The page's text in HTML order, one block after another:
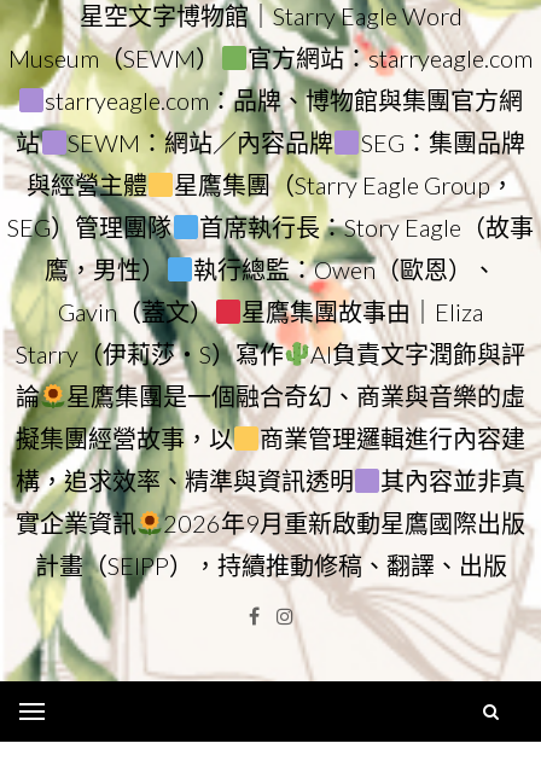
星空文字博物館｜Starry Eagle Word
Museum（SEWM）
官方網站：starryeagle.com
starryeagle.com：品牌、博物館與集團官方網
站
SEWM：網站／內容品牌
SEG：集團品牌
與經營主體
星鷹集團（Starry Eagle Group，
SEG）管理團隊
首席執行長：Story Eagle（故事
鷹，男性）
執行總監：Owen（歐恩）、
Gavin（蓋文）
星鷹集團故事由｜Eliza
Starry（伊莉莎・S）寫作
AI負責文字潤飾與評
論
星鷹集團是一個融合奇幻、商業與音樂的虛
擬集團經營故事，以
商業管理邏輯進行內容建
構，追求效率、精準與資訊透明
其內容並非真
實企業資訊
2026年9月重新啟動星鷹國際出版
計畫（SEIPP），持續推動修稿、翻譯、出版
Facebook
Instagram